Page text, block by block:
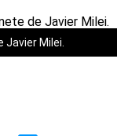
Javier Milei.